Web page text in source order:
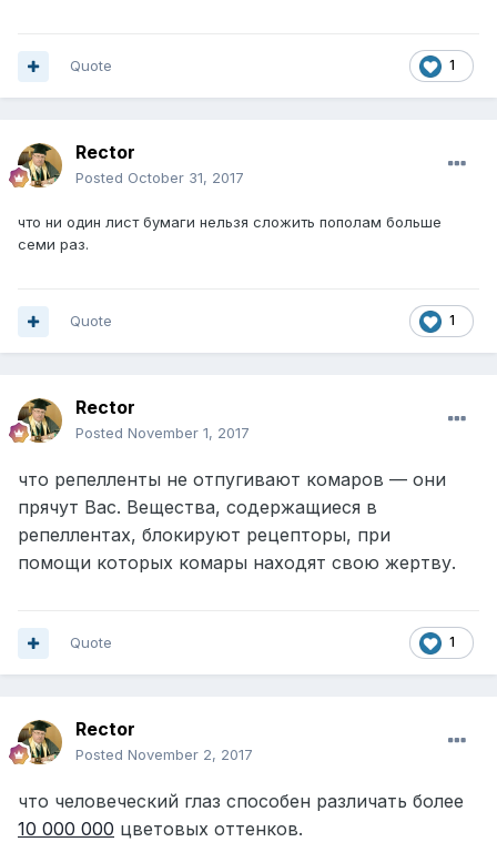
1
Quote
Rector
Posted October 31, 2017
что ни один лист бумаги нельзя сложить пополам больше
семи раз.
1
Quote
Rector
Posted November 1, 2017
что репелленты не отпугивают комаров — они
прячут Вас. Вещества, содержащиеся в
репеллентах, блокируют рецепторы, при
помощи которых комары находят свою жертву.
1
Quote
Rector
Posted November 2, 2017
что человеческий глаз способен различать более
10 000 000 цветовых оттенков.